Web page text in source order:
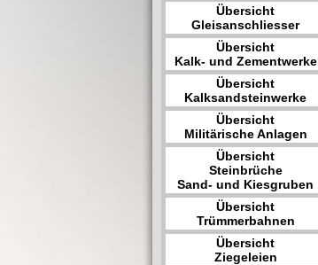
Übersicht
Gleisanschliesser
Übersicht
Kalk- und Zementwerke
Übersicht
Kalksandsteinwerke
Übersicht
Militärische Anlagen
Übersicht
Steinbrüche
Sand- und Kiesgruben
Übersicht
Trümmerbahnen
Übersicht
Ziegeleien